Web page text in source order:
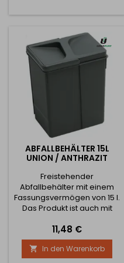
folgt: Höhe 220mm für
1x12L + 2x6L Höhe 270mm für
Körbe mit Volumen: 2x15L,
1x15L + 2x7L , 4 x 7L Breite
kann gekürzt...
ABFALLBEHÄLTER 15L
UNION / ANTHRAZIT
Freistehender
Abfallbehälter mit einem
Fassungsvermögen von 15 l.
Das Produkt ist auch mit
für freistehende oder in
einer Schublade.
Preis
11,48 €
 In den Warenkorb